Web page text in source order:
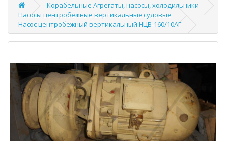
Корабельные Агрегаты, насосы, холодильники
Насосы центробежные вертикальные судовые
Насос центробежный вертикальный НЦВ-160/10АГ